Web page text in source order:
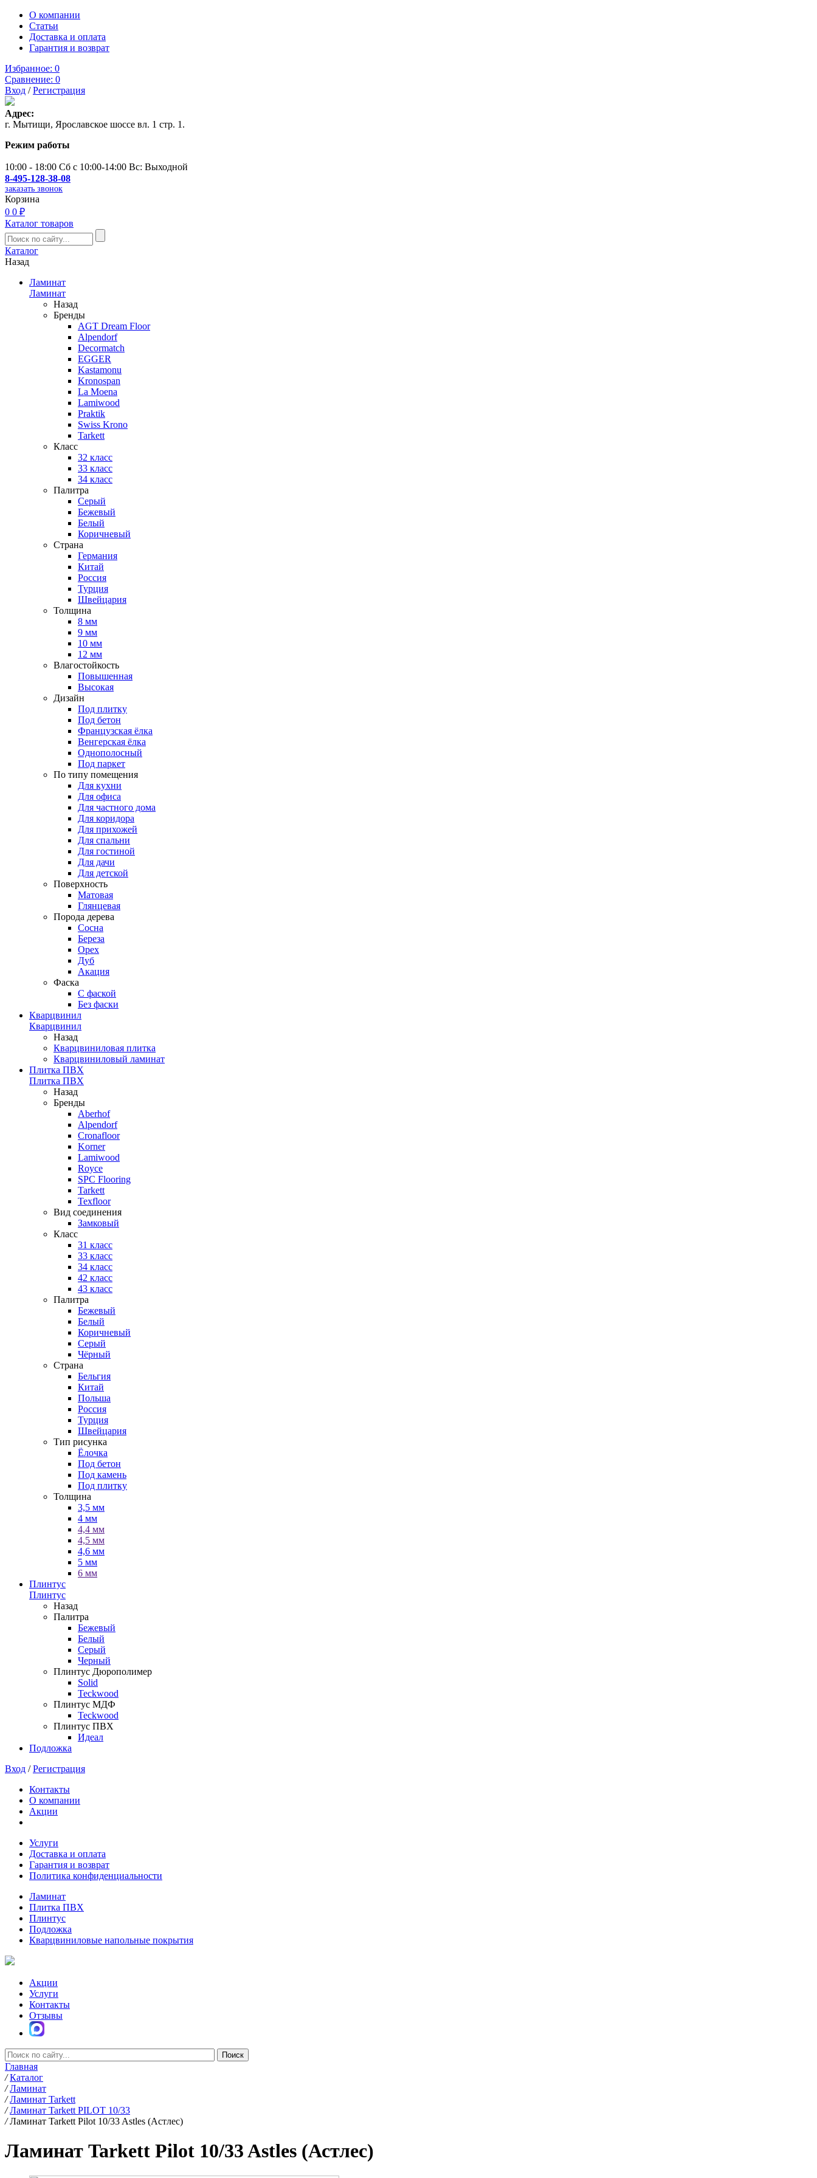
О компании
Статьи
Доставка и оплата
Гарантия и возврат
Избранное: 0
Сравнение: 0
Вход /Регистрация
Адрес:
г. Мытищи, Ярославское шоссе вл. 1 стр. 1.
Режим работы
10:00 - 18:00 Сб с 10:00-14:00 Вс: Выходной
8-495-128-38-08
заказать звонок
Корзина
0 0 ₽
Каталог товаров
Каталог
Назад
Ламинат
Ламинат
Назад
Бренды
AGT Dream Floor
Alpendorf
Decormatch
EGGER
Kastamonu
Kronospan
La Moena
Lamiwood
Praktik
Swiss Krono
Tarkett
Класс
32 класс
33 класс
34 класс
Палитра
Серый
Бежевый
Белый
Коричневый
Страна
Германия
Китай
Россия
Турция
Швейцария
Толщина
8 мм
9 мм
10 мм
12 мм
Влагостойкость
Повышенная
Высокая
Дизайн
Под плитку
Под бетон
Французская ёлка
Венгерская ёлка
Однополосный
Под паркет
По типу помещения
Для кухни
Для офиса
Для частного дома
Для коридора
Для прихожей
Для спальни
Для гостиной
Для дачи
Для детской
Поверхность
Матовая
Глянцевая
Порода дерева
Сосна
Береза
Орех
Дуб
Акация
Фаска
С фаской
Без фаски
Кварцвинил
Кварцвинил
Назад
Кварцвиниловая плитка
Кварцвиниловый ламинат
Плитка ПВХ
Плитка ПВХ
Назад
Бренды
Aberhof
Alpendorf
Cronafloor
Korner
Lamiwood
Royce
SPC Flooring
Tarkett
Texfloor
Вид соединения
Замковый
Класс
31 класс
33 класс
34 класс
42 класс
43 класс
Палитра
Бежевый
Белый
Коричневый
Серый
Чёрный
Страна
Бельгия
Китай
Польша
Россия
Турция
Швейцария
Тип рисунка
Ёлочка
Под бетон
Под камень
Под плитку
Толщина
3,5 мм
4 мм
4,4 мм
4,5 мм
4,6 мм
5 мм
6 мм
Плинтус
Плинтус
Назад
Палитра
Бежевый
Белый
Серый
Черный
Плинтус Дюрополимер
Solid
Teckwood
Плинтус МДФ
Teckwood
Плинтус ПВХ
Идеал
Подложка
Вход /Регистрация
Контакты
О компании
Акции
Услуги
Доставка и оплата
Гарантия и возврат
Политика конфиденциальности
Ламинат
Плитка ПВХ
Плинтус
Подложка
Кварцвиниловые напольные покрытия
Акции
Услуги
Контакты
Отзывы
Главная
/ Каталог
/ Ламинат
/ Ламинат Tarkett
/ Ламинат Tarkett PILOT 10/33
/ Ламинат Tarkett Pilot 10/33 Astles (Астлес)
Ламинат Tarkett Pilot 10/33 Astles (Астлес)